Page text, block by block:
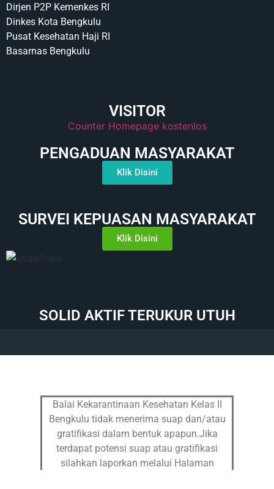
Dirjen P2P Kemenkes RI
Dinkes Kota Bengkulu
Pusat Kesehatan Haji RI
Basarnas Bengkulu
VISITOR
Counter Homepage kostenlos
PENGADUAN MASYARAKAT
Klik Disini
SURVEI KEPUASAN MASYARAKAT
Klik Disini
SOLID AKTIF TERUKUR UTUH
Balai Kekarantinaan Kesehatan Kelas II
Bengkulu tidak menerima suap dan/atau
gratifikasi dalam bentuk apapun.Jika
terdapat potensi suap atau gratifikasi
silahkan laporkan melalui Halaman